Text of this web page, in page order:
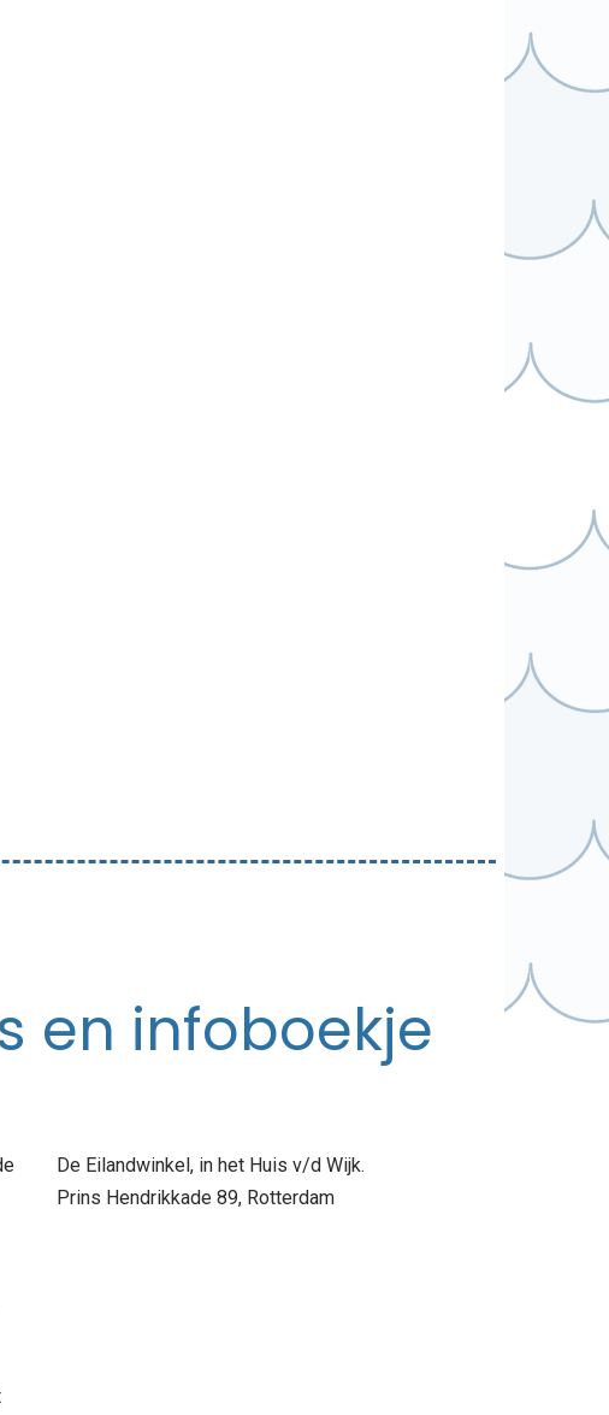
en infoboekje
De Eilandwinkel, in het Huis v/d Wijk.
Prins Hendrikkade 89, Rotterdam